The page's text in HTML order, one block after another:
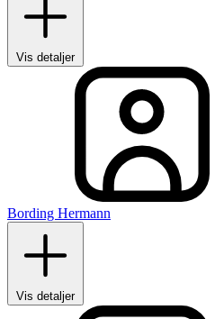
Vis detaljer
Bording Hermann
Vis detaljer